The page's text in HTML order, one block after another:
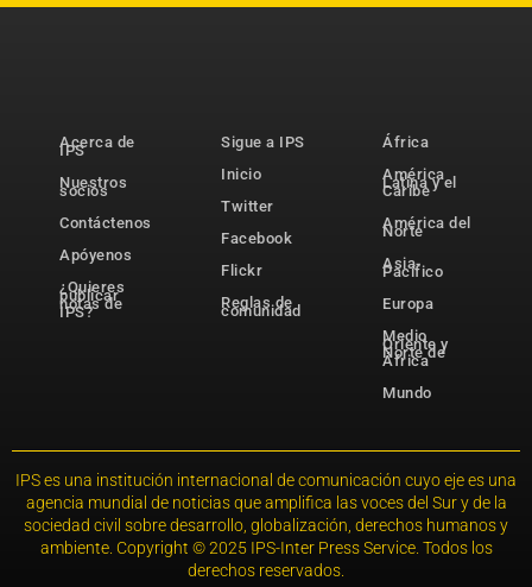
Acerca de
IPS
Nuestros
socios
Contáctenos
Apóyenos
¿Quieres
publicar
notas de
IPS?
Sigue a IPS
Inicio
Twitter
Facebook
Flickr
Reglas de
comunidad
África
América
Latina y el
Caribe
América del
Norte
Asia-
Pacífico
Europa
Medio
Oriente y
Norte de
África
Mundo
IPS es una institución internacional de comunicación cuyo eje es una
agencia mundial de noticias que amplifica las voces del Sur y de la
sociedad civil sobre desarrollo, globalización, derechos humanos y
ambiente. Copyright © 2025 IPS-Inter Press Service. Todos los
derechos reservados.